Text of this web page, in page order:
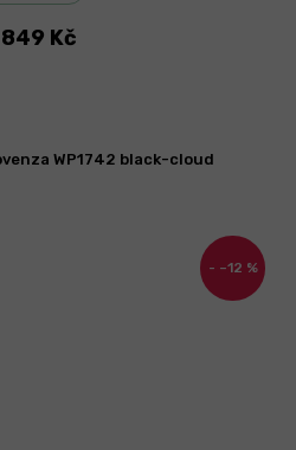
849 Kč
–12 %
WP1742 black-cloud